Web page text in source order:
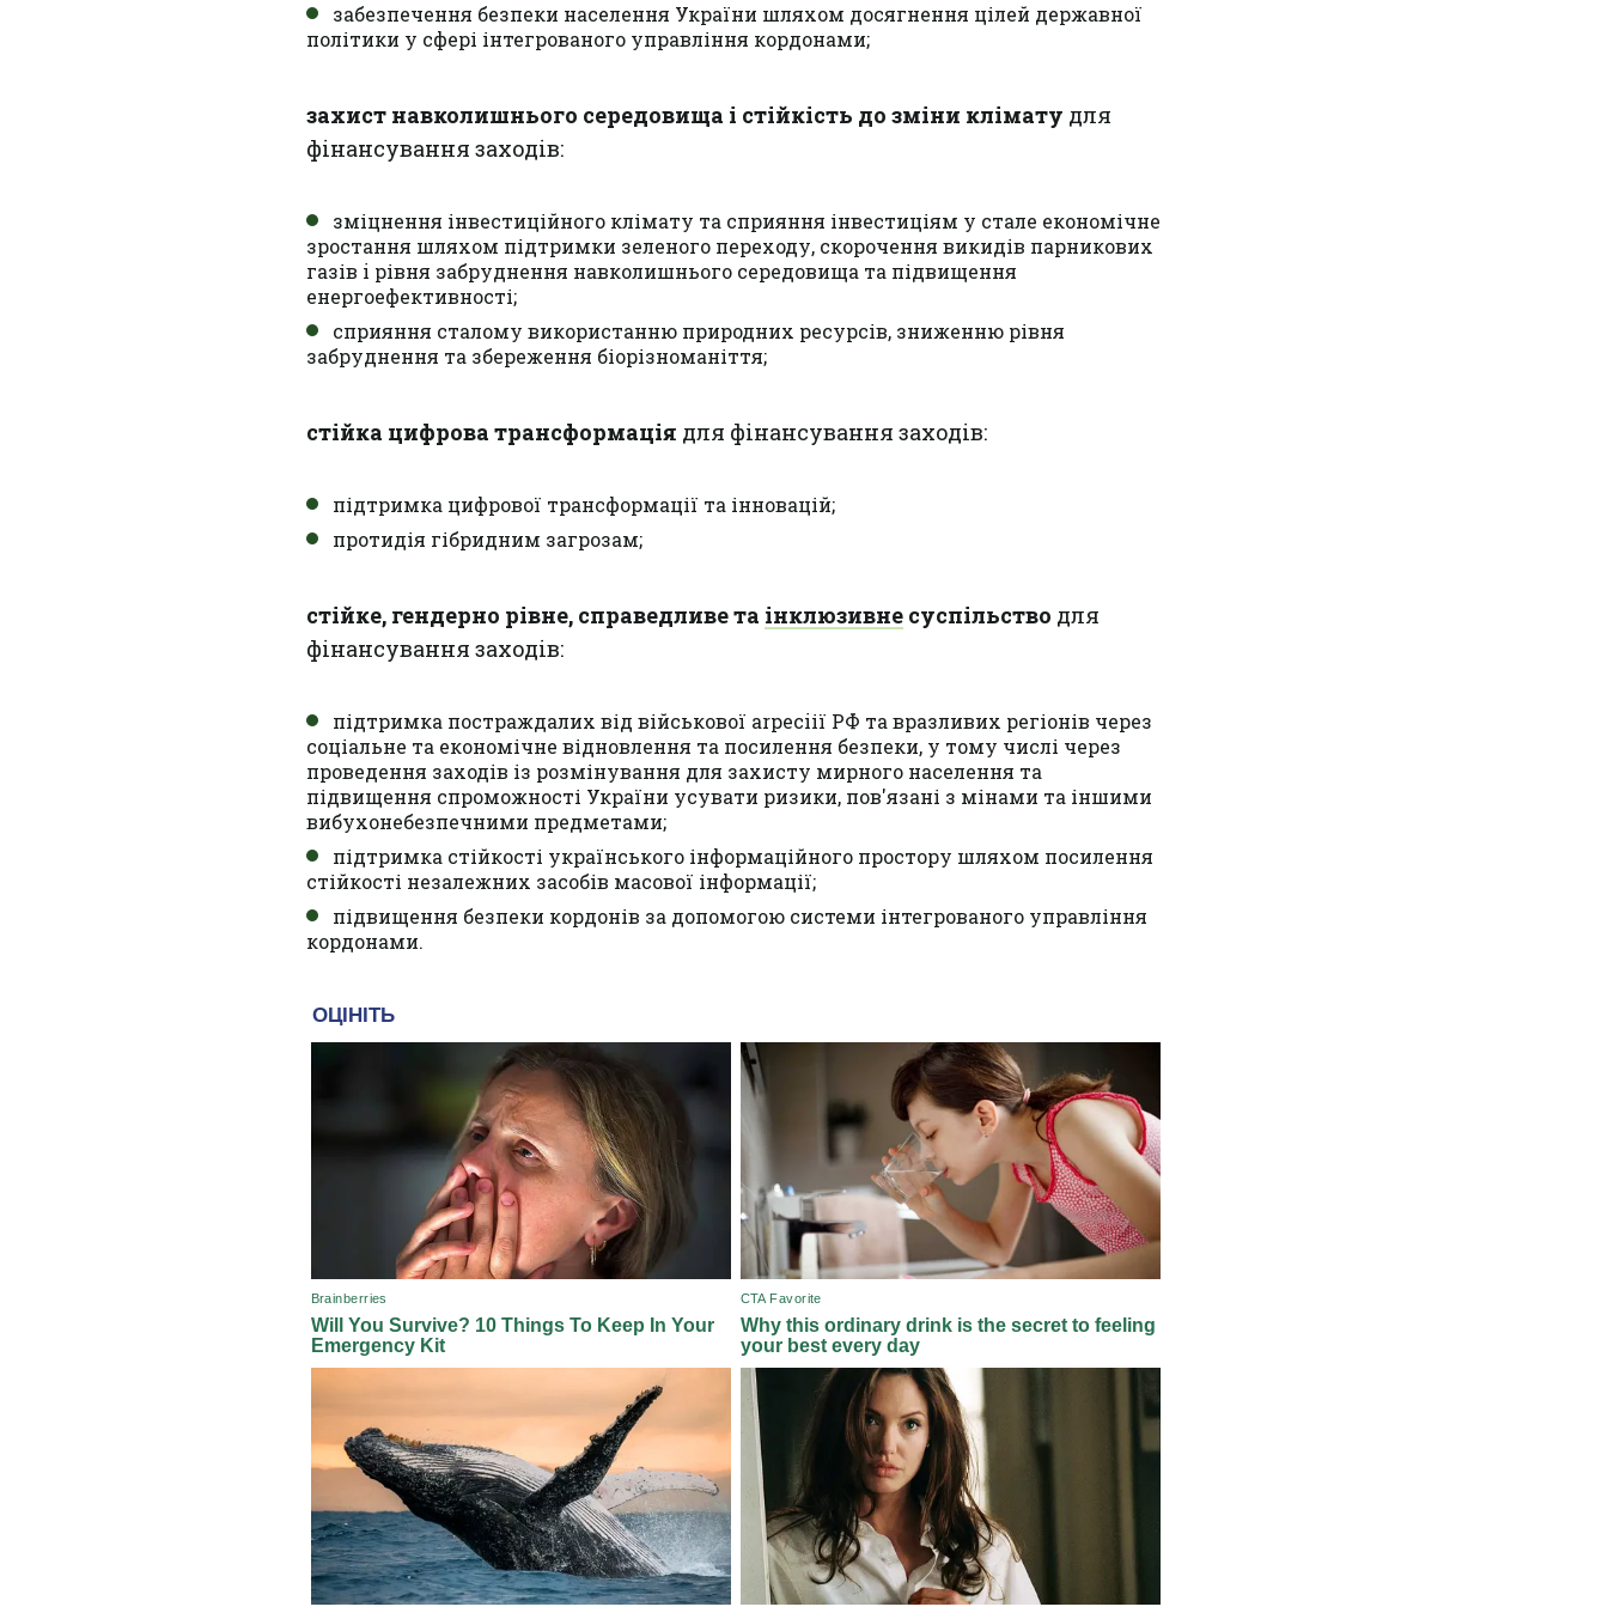
забезпечення безпеки населення України шляхом досягнення цілей державної
політики у сфері інтегрованого управління кордонами;
захист навколишнього середовища i стійкість до зміни клімату для
фінансування заходів:
зміцнення інвестиційного клімату та сприяння інвестиціям у стале економічне
зростання шляхом підтримки зеленого переходу, скорочення викидів парникових
газів i рівня забруднення навколишнього середовища та підвищення
енергоефективності;
сприяння сталому використанню природних ресурсів, зниженню рівня
забруднення та збереження біорізноманіття;
стійка цифрова трансформація для фінансування заходів:
підтримка цифрової трансформації та інновацій;
протидія гібридним загрозам;
стійке, гендерно рівне, справедливе та інклюзивне суспільство для
фінансування заходів:
підтримка постраждалих від військової arpeciії РФ та вразливих регіонів через
соціальне та економічне відновлення та посилення безпеки, у тому числі через
проведення заходів із розмінування для захисту мирного населення та
підвищення спроможності України усувати ризики, пов'язані з мінами та іншими
вибухонебезпечними предметами;
підтримка стійкості українського інформаційного простору шляхом посилення
стійкості незалежних засобів масової інформації;
підвищення безпеки кордонів за допомогою системи інтегрованого управління
кордонами.